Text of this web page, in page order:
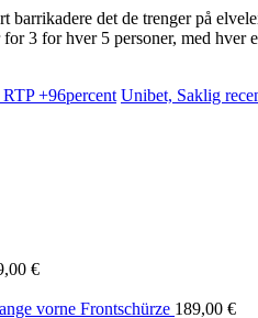
det de trenger på
3 for hver 5 personer, med
+96percent Unibet, Saklig
€
vorne Frontschürze 189,00 €